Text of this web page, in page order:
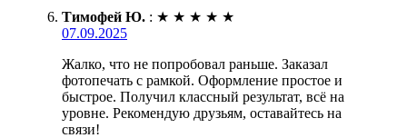
Тимофей Ю. : ★ ★ ★ ★ ★
07.09.2025
Жалко, что не попробовал раньше. Заказал
фотопечать с рамкой. Оформление простое и
быстрое. Получил классный результат, всё на
уровне. Рекомендую друзьям, оставайтесь на
связи!